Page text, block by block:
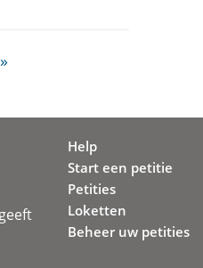
Help
Start een petitie
Petities
Loketten
Beheer uw petities